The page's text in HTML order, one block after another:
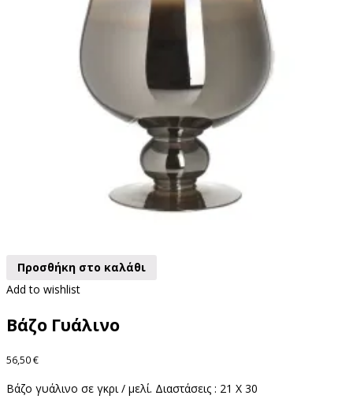
Προσθήκη στο καλάθι
Add to wishlist
Βάζο Γυάλινο
56,50€
Βάζο γυάλινο σε γκρι / μελί. Διαστάσεις : 21 X 30